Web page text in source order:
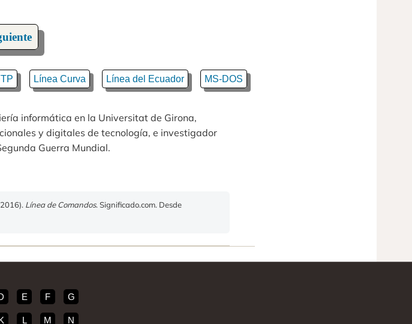
Línea Curva Línea del Ecuador MS-DOS
informática en la Universitat de Girona,
y digitales de tecnología, e investigador
Guerra Mundial.
Línea de Comandos. Significado.com. Desde
E F G
L M N